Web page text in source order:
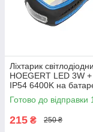
Ліхтарик
HOEGERT LED 3W
IP54 6400K на
3xAAA з магнітним
утримуваче
Готово до відправки
215 ₴ 250 ₴